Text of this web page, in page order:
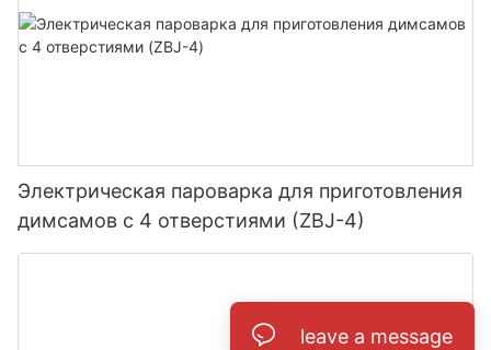
Электрическая пароварка для приготовления
димсамов с 4 отверстиями (ZBJ-4)
leave a message